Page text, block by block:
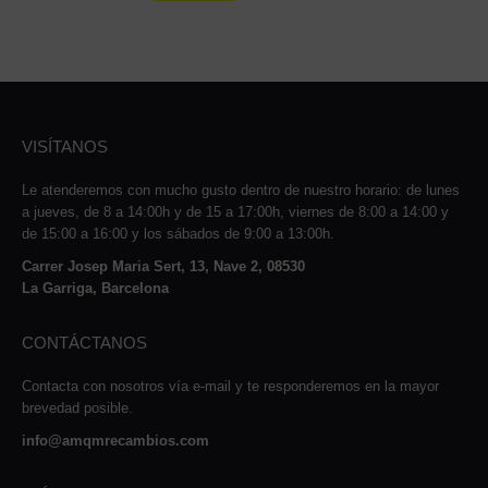
VISÍTANOS
Le atenderemos con mucho gusto dentro de nuestro horario: de lunes
a jueves, de 8 a 14:00h y de 15 a 17:00h, viernes de 8:00 a 14:00 y
de 15:00 a 16:00 y los sábados de 9:00 a 13:00h.
Carrer Josep Maria Sert, 13, Nave 2, 08530
La Garriga, Barcelona
CONTÁCTANOS
Contacta con nosotros vía e-mail y te responderemos en la mayor
brevedad posible.
info@amqmrecambios.com